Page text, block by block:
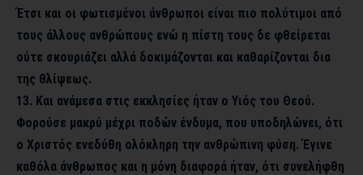
Έτσι και οι φωτισμένοι άνθρωποι είναι πιο πολύτιμοι από
τους άλλους ανθρώπους ενώ η πίστη τους δε φθείρεται
ούτε σκουριάζει αλλά δοκιμάζονται και καθαρίζονται δια
της θλίψεως.
13. Και ανάμεσα στις εκκλησίες ήταν ο Υιός του Θεού.
Φορούσε μακρύ μέχρι ποδών ένδυμα, που υποδηλώνει, ότι
ο Χριστός ενεδύθη ολόκληρη την ανθρώπινη φύση. Έγινε
καθόλα άνθρωπος και η μόνη διαφορά ήταν, ότι συνελήφθη